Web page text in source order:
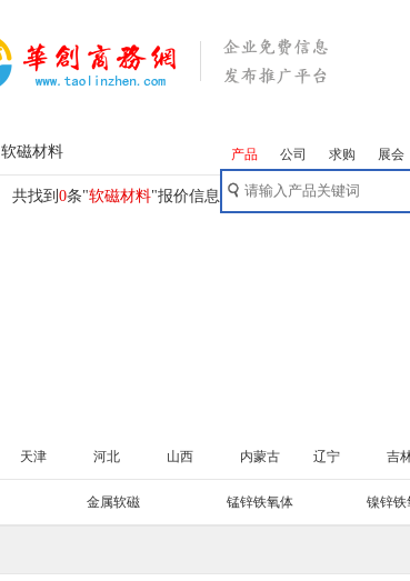
产品 公司 求购 展会
软磁材料
共找到 0条"软磁材料"报价信息
天津 河北 山西 内蒙古 辽宁 吉
湖南 广西 重
金属软磁 锰锌铁氧体 镍锌铁